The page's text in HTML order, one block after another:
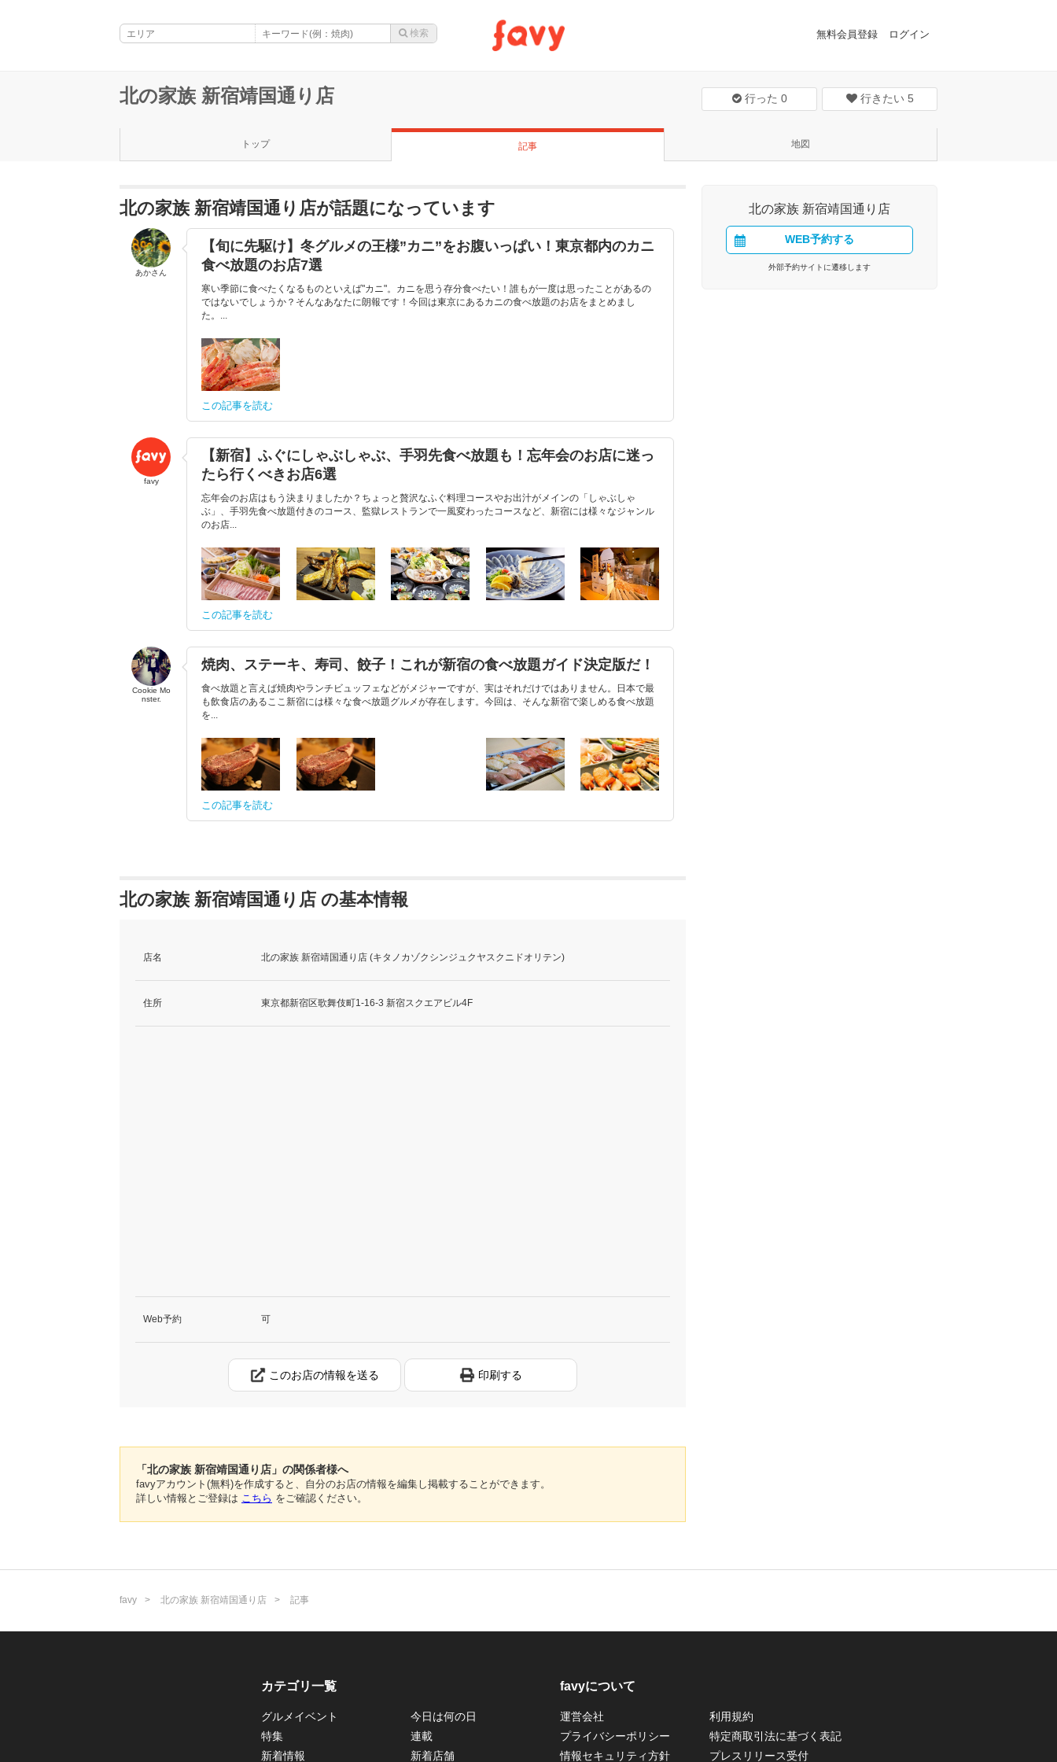
無料会員登録 ログイン
北の家族 新宿靖国通り店 行った 0 行きたい 5
トップ 記事 地図
北の家族 新宿靖国通り店が話題になっています
あかさん
【旬に先駆け】冬グルメの王様”カニ”をお腹いっぱい！東京都内のカニ
食べ放題のお店7選
寒い季節に食べたくなるものといえば"カニ"。カニを思う存分食べたい！誰もが一度は思ったことがあるの
ではないでしょうか？そんなあなたに朗報です！今回は東京にあるカニの食べ放題のお店をまとめまし
た。...
この記事を読む
favy
【新宿】ふぐにしゃぶしゃぶ、手羽先食べ放題も！忘年会のお店に迷っ
たら行くべきお店6選
忘年会のお店はもう決まりましたか？ちょっと贅沢なふぐ料理コースやお出汁がメインの「しゃぶしゃ
ぶ」、手羽先食べ放題付きのコース、監獄レストランで一風変わったコースなど、新宿には様々なジャンル
のお店...
この記事を読む
Cookie Mo
nster.
焼肉、ステーキ、寿司、餃子！これが新宿の食べ放題ガイド決定版だ！
食べ放題と言えば焼肉やランチビュッフェなどがメジャーですが、実はそれだけではありません。日本で最
も飲食店のあるここ新宿には様々な食べ放題グルメが存在します。今回は、そんな新宿で楽しめる食べ放題
を...
この記事を読む
北の家族 新宿靖国通り店 の基本情報
店名 北の家族 新宿靖国通り店 (キタノカゾクシンジュクヤスクニドオリテン)
住所 東京都新宿区歌舞伎町1-16-3 新宿スクエアビル4F
Web予約 可
このお店の情報を送る 印刷する
「北の家族 新宿靖国通り店」の関係者様へ
favyアカウント(無料)を作成すると、自分のお店の情報を編集し掲載することができます。
詳しい情報とご登録は こちら をご確認ください。
北の家族 新宿靖国通り店
WEB予約する
外部予約サイトに遷移します
favy 北の家族 新宿靖国通り店 記事
カテゴリ一覧
グルメイベント
今日は何の日
特集
連載
新着情報
新着店舗
favyについて
運営会社
利用規約
プライバシーポリシー
特定商取引法に基づく表記
情報セキュリティ方針
プレスリリース受付